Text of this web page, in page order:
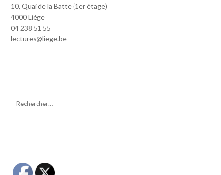
10, Quai de la Batte (1er étage)
4000 Liège
04 238 51 55
lectures@liege.be